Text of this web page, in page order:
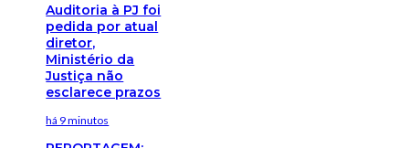
Auditoria à PJ foi
pedida por atual
diretor,
Ministério da
Justiça não
esclarece prazos
há 9 minutos